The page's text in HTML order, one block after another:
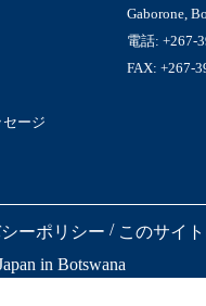
ージ
Gaborone,
電話: +267-
FAX: +267-
ーポリシー / このサイ
in Botswana